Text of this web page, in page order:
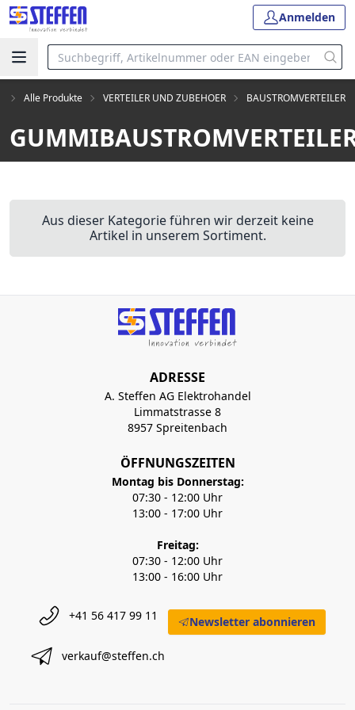
Anmelden
Alle Produkte VERTEILER UND ZUBEHOER BAUSTROMVERTEILER
Aus dieser Kategorie führen wir derzeit keine
Artikel in unserem Sortiment.
ADRESSE
A. Steffen AG Elektrohandel
Limmatstrasse 8
8957 Spreitenbach
ÖFFNUNGSZEITEN
Montag bis Donnerstag:
07:30 - 12:00 Uhr
13:00 - 17:00 Uhr
Freitag:
07:30 - 12:00 Uhr
13:00 - 16:00 Uhr
+41 56 417 99 11
verkauf@steffen.ch
Newsletter abonnieren